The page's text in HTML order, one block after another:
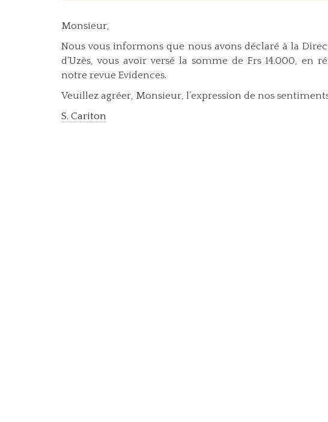
Monsieur,
Nous vous informons que nous avons déclaré à la
d’Uzès, vous avoir versé la somme de Frs 14.000,
notre revue Evidences.
Veuillez agréer, Monsieur, l’expression de nos
S. Cariton